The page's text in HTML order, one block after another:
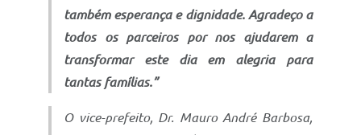
também esperança e dignidade. Agradeço a
todos os parceiros por nos ajudarem a
transformar este dia em alegria para
tantas famílias.”
O vice-prefeito, Dr. Mauro André Barbosa,